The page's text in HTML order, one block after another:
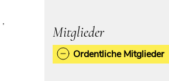
,
Mitglieder
Ordentliche Mitglieder